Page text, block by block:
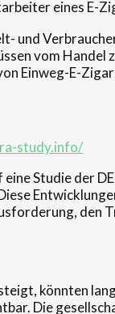
eines E-
und
vom
Einweg-E-
study.info/
Studie der
den
könnten
Die